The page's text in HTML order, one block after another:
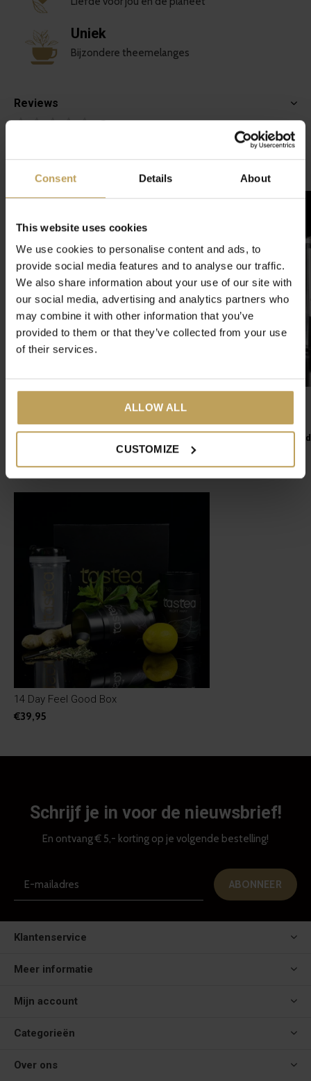
Consent Details About
This website uses cookies
We use cookies to personalise content and ads, to
provide social media features and to analyse our traffic.
We also share information about your use of our site with
our social media, advertising and analytics partners who
may combine it with other information that you’ve
provided to them or that they’ve collected from your use
of their services.
ALLOW ALL
CUSTOMIZE
Uniek
Bijzondere theemelanges
Reviews
0
Gerelateerde artikelen
Dubbelwandig glas 2 stuks Theekan
Voor warme en
Recente artikelen
14 Day Feel Good Box
€39,95
Schrijf je in voor de nieuwsbrief!
En ontvang € 5,- korting op je volgende bestelling!
ABONNEER
Klantenservice
Meer informatie
Mijn account
Categorieën
Over ons